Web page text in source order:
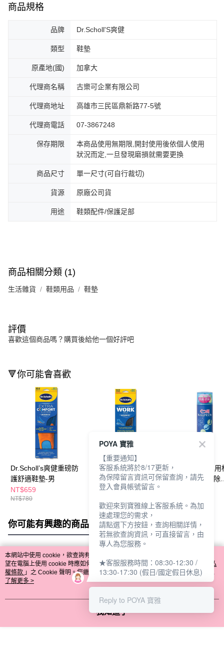
商品規格
品牌 Dr.Scholl'S爽健
類型 鞋墊
原產地(國) 加拿大
代理商名稱 古樂可企業有限公司
代理商地址 高雄市三民區鼎新路77-5號
代理商電話 07-3867248
保存期限
本商品使用無期限,開封使用後依個人使用
狀況而定,一旦發現磨損就需要更換
商品尺寸 單一尺寸(可自行裁切)
貨源 原廠公司貨
用途 鞋類配件/保護足部
商品相關分類 (1)
生活雜貨 鞋類用品 鞋墊
評價
喜歡這個商品嗎？購買後給他一個好評吧
🔻你可能會喜歡
Dr.Scholl’s爽健重磅防
護舒適鞋墊-男
NT$659
NT$780
Dr.Scholl’S爽健舒緩按
摩凝膠鞋墊-多款任選
NT$649
Simplity鞋靴專用
除臭噴霧(清爽除
你可能有興趣的商品 全站排行
熱門標籤
本網站中使用 cookie，欲查詢有關本網站使用 cookie 方式之詳情，及若您不希
望在電腦上使用 cookie 時應如何變更電腦的 cookie 設定，請參閱本網站「
隱私
權條款 」之 Cookie 聲明。您繼續使用本網站即表示您同意本公司得按本網站使
用條款之 Cookie 聲明使用 cookie。
了解更多 >
我知道了
POYA 寶雅
【重要通知】
客服系統將於8/17更新，
為保障留言資訊可保留查詢，請先
登入會員帳號留言。
歡迎來到寶雅線上客服系統。為加
速處理您的需求，
請點選下方按鈕，查詢相關詳情，
若無欲查詢資訊，可直接留言，由
專人為您服務。
★客服服務時間：08:30-12:30 /
13:30-17:30 (假日/國定假日休息)
Reply to POYA 寶雅